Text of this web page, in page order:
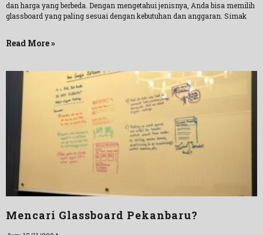
dan harga yang berbeda. Dengan mengetahui jenisnya, Anda bisa memilih
glassboard yang paling sesuai dengan kebutuhan dan anggaran. Simak
Read More »
Mencari Glassboard Pekanbaru?